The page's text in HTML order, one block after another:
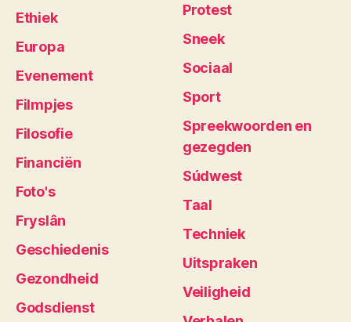
Ethiek
Europa
Evenement
Filmpjes
Filosofie
Financiën
Foto's
Fryslân
Geschiedenis
Gezondheid
Godsdienst
Protest
Sneek
Sociaal
Sport
Spreekwoorden en
gezegden
Súdwest
Taal
Techniek
Uitspraken
Veiligheid